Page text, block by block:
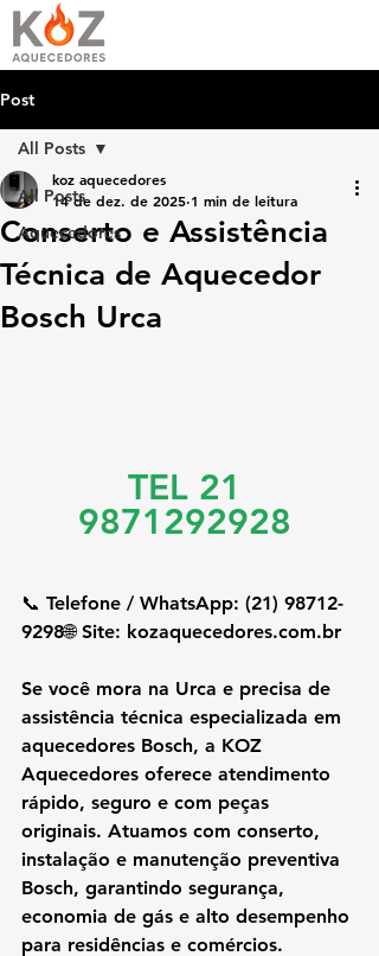
Post
All Posts
Aquecedores
All Posts
Conserto e Assistência
Técnica de Aquecedor
Bosch Urca
koz aquecedores
14 de dez. de 2025 1 min de leitura
TEL 21
9871292928
📞 Telefone / WhatsApp: (21) 98712-
9298🌐 Site: kozaquecedores.com.br
Se você mora na Urca e precisa de
assistência técnica especializada em
aquecedores Bosch, a KOZ
Aquecedores oferece atendimento
rápido, seguro e com peças
originais. Atuamos com conserto,
instalação e manutenção preventiva
Bosch, garantindo segurança,
economia de gás e alto desempenho
para residências e comércios.